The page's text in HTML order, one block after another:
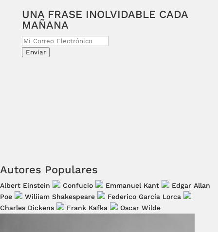
UNA FRASE INOLVIDABLE CADA
MAÑANA
Enviar
Autores Populares
Albert Einstein Confucio Emmanuel Kant
Edgar Allan
Poe
Wiliiam Shakespeare
Federico García Lorca
Charles Dickens
Frank Kafka Oscar Wilde